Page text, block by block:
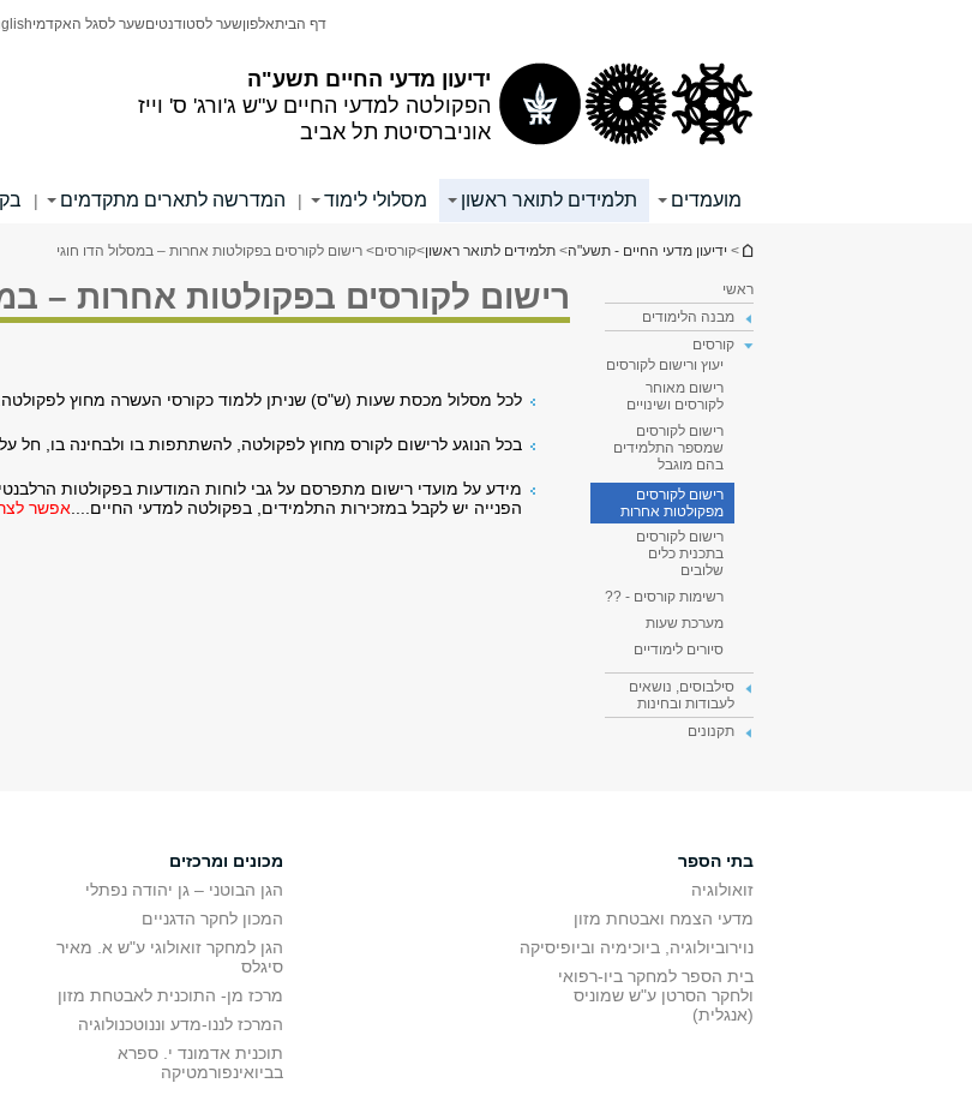
ידיעון מדעי החיים תשע"ה
הפקולטה למדעי החיים ע"ש ג'ורג' ס' וייז
אוניברסיטת תל אביב
דף הביתאלפוןשער לסטודנטיםשער לסגל האקדמי
מועמדים תלמידים לתואר ראשון מסלולי לימוד | המדרשה לתארים מתקדמים |
הינך נמצא כאן
> ידיעון מדעי החיים - תשע"ה> תלמידים לתואר ראשון>קורסים> רישום לקורסים בפקולטות אחרות – במסלול הדו חוגי
ראשי
מבנה הלימודים
קורסים
יעוץ ורישום לקורסים
רישום מאוחר
לקורסים ושינויים
רישום לקורסים
שמספר התלמידים
בהם מוגבל
רישום לקורסים
מפקולטות אחרות
רישום לקורסים
בתכנית כלים
שלובים
רשימות קורסים - ??
מערכת שעות
סיורים לימודיים
סילבוסים, נושאים
לעבודות ובחינות
תקנונים
רישום לקורסים בפקולטות אחרות –
לכל מסלול מכסת שעות (ש"ס) שניתן ללמוד כקורסי העשרה מחוץ לפקולטה.
בכל הנוגע לרישום לקורס מחוץ לפקולטה, להשתתפות בו ולבחינה בו, חל
מידע על מועדי רישום מתפרסם על גבי לוחות המודעות בפקולטות
הפנייה יש לקבל במזכירות התלמידים, בפקולטה למדעי החיים.... אפשר
בתי הספר
זואולוגיה
מדעי הצמח ואבטחת מזון
נוירוביולוגיה, ביוכימיה וביופיסיקה
בית הספר למחקר ביו-רפואי
ולחקר הסרטן ע"ש שמוניס
(אנגלית)
מכונים ומרכזים
הגן הבוטני – גן יהודה נפתלי
המכון לחקר הדגניים
הגן למחקר זואולוגי ע"ש א. מאיר
סיגלס
מרכז מן- התוכנית לאבטחת מזון
המרכז לננו-מדע וננוטכנולוגיה
תוכנית אדמונד י. ספרא
בביואינפורמטיקה